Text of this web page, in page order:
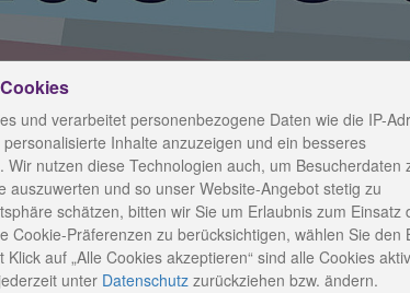
und verarbeitet personenbezogene Daten wie die IP-
Inhalte anzuzeigen und ein besseres
Wir nutzen diese Technologien auch, um Besucherdaten
auszuwerten und so unser Website-Angebot stetig zu
schätzen, bitten wir Sie um Erlaubnis zum Einsatz
Cookie-Präferenzen zu berücksichtigen, wählen Sie den
Klick auf „Alle Cookies akzeptieren“ sind alle Cookies
unter Datenschutz zurückziehen bzw. ändern.